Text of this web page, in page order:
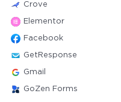
Crove
Elementor
Facebook
GetResponse
Gmail
GoZen Forms